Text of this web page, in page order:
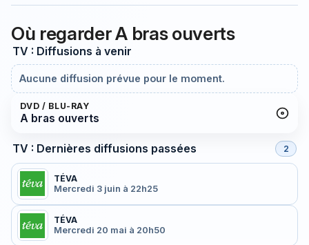
Où regarder A bras ouverts
TV : Diffusions à venir
Aucune diffusion prévue pour le moment.
DVD / BLU-RAY
A bras ouverts
TV : Dernières diffusions passées 2
TÉVA
Mercredi 3 juin à 22h25
TÉVA
Mercredi 20 mai à 20h50